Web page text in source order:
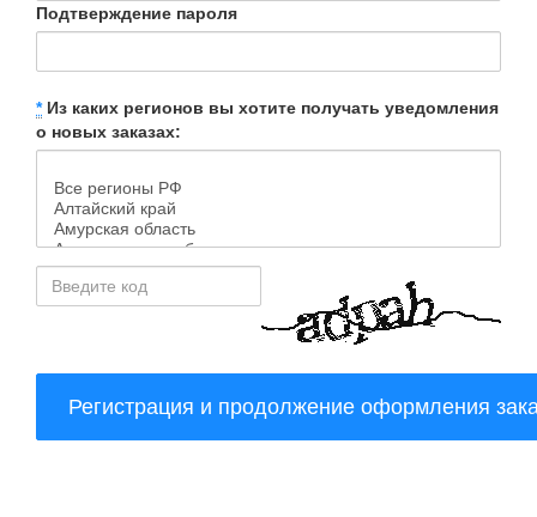
Подтверждение пароля
*Из каких регионов вы хотите получать уведомления
о новых заказах: